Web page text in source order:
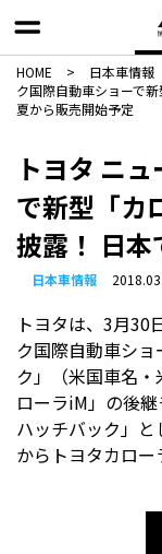
HOME > 日本車情報​
ク国際自動車ショーで
夏から販売開始予定
トヨタ ニ
で新型「カ
披露！ 日
日本車情報​
トヨタは、3月30
ク国際自動車シ
ク」（米国車名
ローラiM」の後
ハッチバック」
からトヨタカロー